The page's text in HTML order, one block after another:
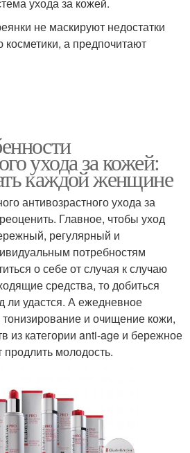
не маскируют недостатки
а предпочитают
ухода за кожей:
каждой женщине
антивозрастного ухода за
Главное, чтобы уход
регулярный и
потребностям
о себе от случая к случаю
средства, то добиться
ли удастся. А ежедневное
и очищение кожи,
из категории anti-age и бережное
молодость.